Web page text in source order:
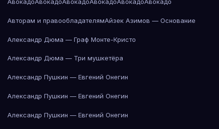
Авторам и правообладателямАйзек Азимов — Основание
Александр Дюма — Граф Монте-Кристо
Александр Дюма — Три мушкетёра
Александр Пушкин — Евгений Онегин
Александр Пушкин — Евгений Онегин
Александр Пушкин — Евгений Онегин